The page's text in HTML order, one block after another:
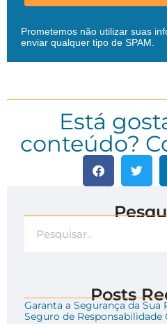
Prometemos não utilizar suas
enviar qualquer tipo de SPAM.
Está
conteúdo?
Posts
Garanta a Segurança da
Seguro de Responsabilidade